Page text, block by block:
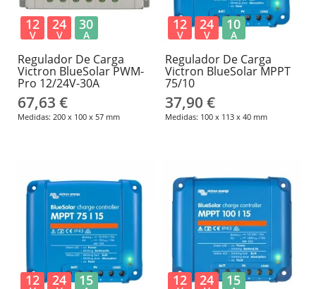
Regulador De Carga
Victron BlueSolar PWM-
Pro 12/24V-30A
67,63 €
Medidas: 200 x 100 x 57 mm
12
V
24
V
30
A
Regulador De Carga
Victron BlueSolar MPPT
75/10
37,90 €
Medidas: 100 x 113 x 40 mm
12
V
24
V
10
A
12 24 15 12 24 15